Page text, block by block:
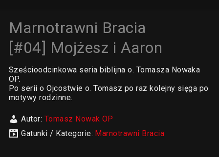
Marnotrawni Bracia
[#04] Mojżesz i Aaron
Sześcioodcinkowa seria biblijna o. Tomasza Nowaka
OP.
Po serii o Ojcostwie o. Tomasz po raz kolejny sięga po
motywy rodzinne.
Autor: Tomasz Nowak OP
Gatunki / Kategorie: Marnotrawni Bracia